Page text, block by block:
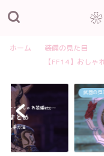
ホーム
装備の見た目
【FF14】おしゃ
武器の見